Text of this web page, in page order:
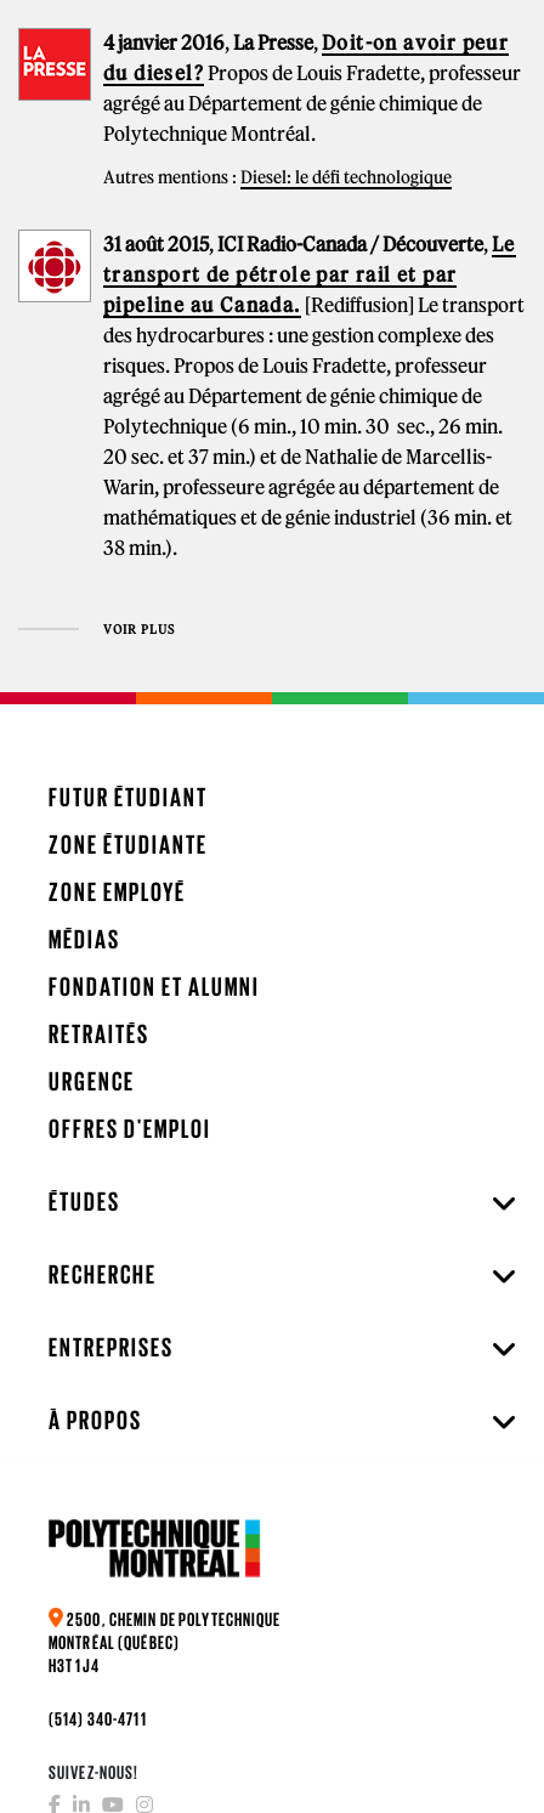
4 janvier 2016,La Presse,Doit-on avoir peur
du diesel? Propos de Louis Fradette, professeur
agrégé au Département de génie chimique de
Polytechnique Montréal.
Autres mentions : Diesel: le défi technologique
31 août 2015,ICI Radio-Canada / Découverte,Le
transport de pétrole par rail et par
pipeline au Canada. [Rediffusion] Le transport
des hydrocarbures : une gestion complexe des
risques. Propos de Louis Fradette, professeur
agrégé au Département de génie chimique de
Polytechnique (6 min., 10 min. 30 sec., 26 min.
20 sec. et 37 min.) et de Nathalie de Marcellis-
Warin, professeure agrégée au département de
mathématiques et de génie industriel (36 min. et
38 min.).
VOIR PLUS
FUTUR ÉTUDIANT
ZONE ÉTUDIANTE
ZONE EMPLOYÉ
MÉDIAS
FONDATION ET ALUMNI
RETRAITÉS
URGENCE
OFFRES D'EMPLOI
ÉTUDES
RECHERCHE
ENTREPRISES
À PROPOS
2500, CHEMIN DE POLYTECHNIQUE
MONTRÉAL (QUÉBEC)
H3T 1J4
(514) 340-4711
SUIVEZ-NOUS!